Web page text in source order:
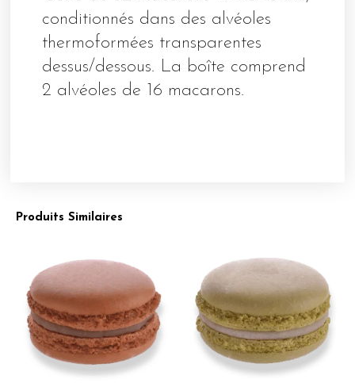
conditionnés dans des alvéoles
thermoformées transparentes
dessus/dessous. La boîte comprend
2 alvéoles de 16 macarons.
Produits Similaires